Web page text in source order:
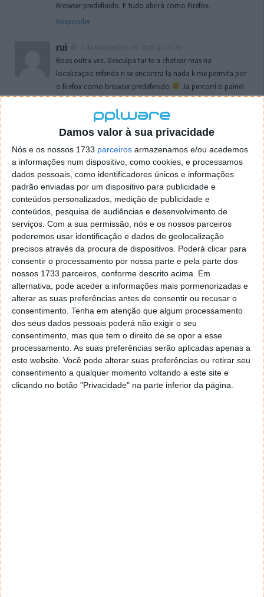
Damos valor à sua privacidade
Nós e os nossos 1733 parceiros armazenamos e/ou acedemos
a informações num dispositivo, como cookies, e processamos
dados pessoais, como identificadores únicos e informações
padrão enviadas por um dispositivo para publicidade e
conteúdos personalizados, medição de publicidade e
conteúdos, pesquisa de audiências e desenvolvimento de
serviços. Com a sua permissão, nós e os nossos parceiros
poderemos usar identificação e dados de geolocalização
precisos através da procura de dispositivos. Poderá clicar para
consentir o processamento por nossa parte e pela parte dos
nossos 1733 parceiros, conforme descrito acima. Em
alternativa, pode aceder a informações mais pormenorizadas e
alterar as suas preferências antes de consentir ou recusar o
consentimento. Tenha em atenção que algum processamento
dos seus dados pessoais poderá não exigir o seu
consentimento, mas que tem o direito de se opor a esse
processamento. As suas preferências serão aplicadas apenas a
este website. Você pode alterar suas preferências ou retirar seu
consentimento a qualquer momento voltando a este site e
clicando no botão "Privacidade" na parte inferior da página.
Browser predefinido. E tudo abrirá como Firefox.
Responder
rui
Boas outra vez. Desculpa tar te a chatear mas na
localizaçao referida n se encontra la nada k me permita por
o firefox como browser predefenido
Ja percorri o painel
de control tudo e nada. Tou a comecar a desesperar, ate ja
tentei apagar o explorer na tentativa de forçar o uso do
firefox mas em vao. Kaso te lembres de outra dica fico
agradecido, caso contrario obrigado a mesma
Responder
Vítor M.
7 de Novembro de 2005 às 01:39
@Reporter
Desculpa mas o link funciona. Seja como for segue por mail
o MSn Messenger 8.
Responder
Vítor M.
7 de Novembro de 2005 às 11:21
@Rui
Tens de encontrar o que te falei. Faz da seguinte maneira,
janela iniciar e no topo dessa janela com o botão direito do
rato faz propriedades. Depois no separador Menu ‘Iniciar’
clica no botão ‘Personalizar’ aí encontrarás no separador
geral a opção para escolheres o Browser com que queres
navegar e o gestor de e-mail. Caso não consigas chegar lá,
vais ao teu Firefox e nas ferramentas ou tools escolhes
‘Opções’ ou ‘Options’ icon geral da então janela aberta e
logo perto do fim encontras um local para colocares um